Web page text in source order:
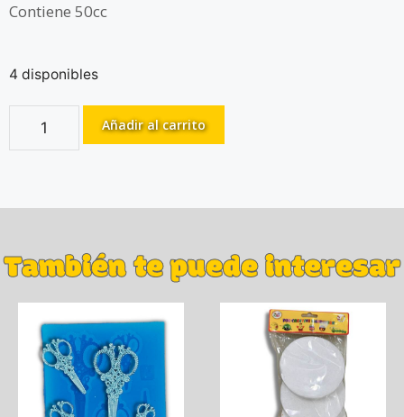
Contiene 50cc
4 disponibles
Añadir al carrito
También te puede interesar